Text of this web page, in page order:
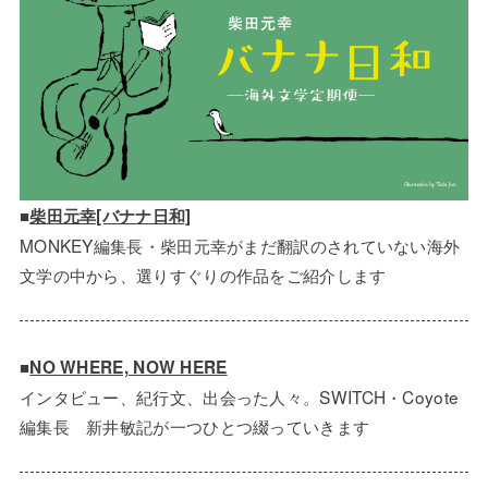
■柴田元幸[バナナ日和]
MONKEY編集長・柴田元幸がまだ翻訳のされていない海外
文学の中から、選りすぐりの作品をご紹介します
■NO WHERE, NOW HERE
インタビュー、紀行文、出会った人々。SWITCH・Coyote
編集長 新井敏記が一つひとつ綴っていきます